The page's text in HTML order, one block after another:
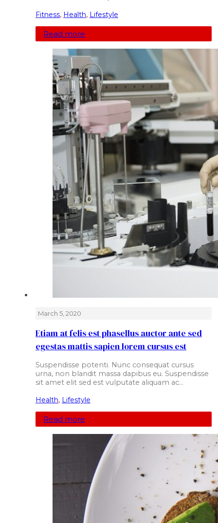
Fitness, Health, Lifestyle
Read more
March 5, 2020
Etiam at felis est phasellus auctor ante sed
egestas mattis sapien lorem cursus est
Suspendisse potenti. Nunc consequat cursus
urna, non blandit massa dapibus eu. Suspendisse
sit amet elit sed est vulputate aliquam ac…
Health, Lifestyle
Read more